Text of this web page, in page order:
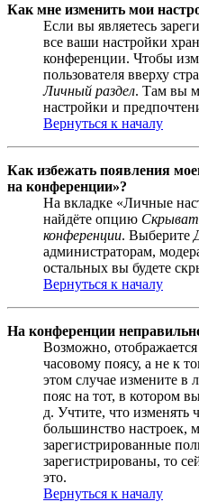
Как мне изменить мои
Если вы являетесь
все ваши настройки
конференции. Чтобы
пользователя вверху
Личный раздел. Там вы
настройки и
Вернуться к началу
Как избежать появления
на конференции»?
На вкладке «Личные
найдёте опцию
конференции. Выберите
администраторам,
остальных вы будете
Вернуться к началу
На конференции
Возможно,
часовому поясу, а не к
этом случае измените в
пояс на тот, в котором
д. Учтите, что изменять
большинство настроек,
зарегистрированные
зарегистрированы, то
это.
Вернуться к началу